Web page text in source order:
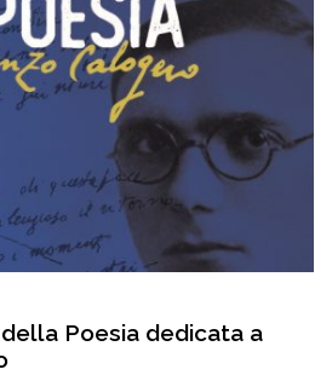
Poesia dedicata a